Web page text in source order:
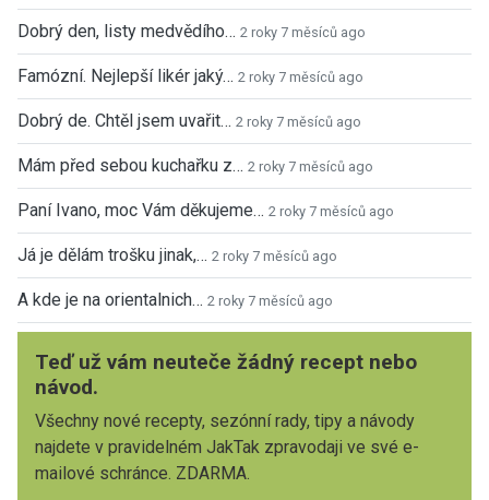
Dobrý den, listy medvědího… 2 roky 7 měsíců ago
Famózní. Nejlepší likér jaký… 2 roky 7 měsíců ago
Dobrý de. Chtěl jsem uvařit… 2 roky 7 měsíců ago
Mám před sebou kuchařku z… 2 roky 7 měsíců ago
Paní Ivano, moc Vám děkujeme… 2 roky 7 měsíců ago
Já je dělám trošku jinak,… 2 roky 7 měsíců ago
A kde je na orientalnich… 2 roky 7 měsíců ago
Teď už vám neuteče žádný recept nebo
návod.
Všechny nové recepty, sezónní rady, tipy a návody
najdete v pravidelném JakTak zpravodaji ve své e-
mailové schránce. ZDARMA.